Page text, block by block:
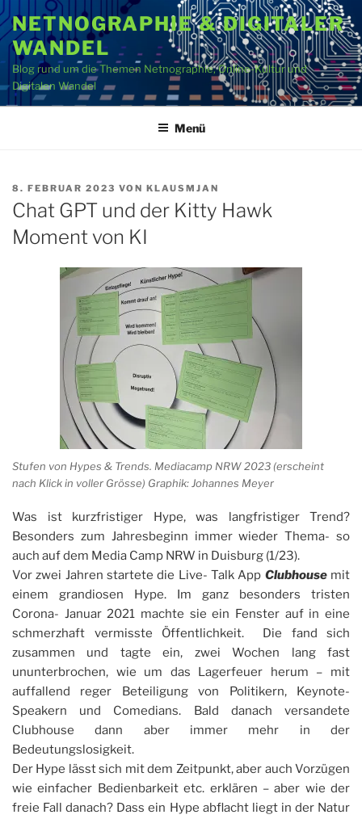
Zum
Inhalt
springen
NETNOGRAPHIE & DIGITALER
WANDEL
Blog rund um die Themen Netnographie, Online-Kultur und
Digitalen Wandel
Menü
VERÖFFENTLICHT
AM
8. FEBRUAR 2023 VON KLAUSMJAN
Chat GPT und der Kitty Hawk
Moment von KI
Stufen von Hypes & Trends. Mediacamp NRW 2023 (erscheint
nach Klick in voller Grösse) Graphik: Johannes Meyer
Was ist kurzfristiger Hype, was langfristiger Trend?
Besonders zum Jahresbeginn immer wieder Thema- so
auch auf dem Media Camp NRW in Duisburg (1/23).
Vor zwei Jahren startete die Live- Talk App Clubhousemit
einem grandiosen Hype. Im ganz besonders tristen
Corona- Januar 2021 machte sie ein Fenster auf in eine
schmerzhaft vermisste Öffentlichkeit. Die fand sich
zusammen und tagte ein, zwei Wochen lang fast
ununterbrochen, wie um das Lagerfeuer herum – mit
auffallend reger Beteiligung von Politikern, Keynote-
Speakern und Comedians. Bald danach versandete
Clubhouse dann aber immer mehr in der
Bedeutungslosigkeit.
Der Hype lässt sich mit dem Zeitpunkt, aber auch Vorzügen
wie einfacher Bedienbarkeit etc. erklären – aber wie der
freie Fall danach? Dass ein Hype abflacht liegt in der Natur